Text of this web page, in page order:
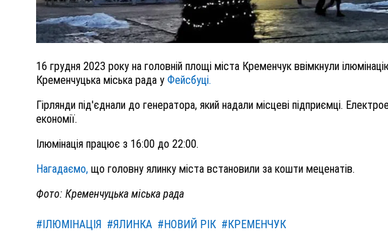
16 грудня 2023 року на головній площі міста Кременчук ввімкнули
Кременчуцька міська рада у Фейсбуці.
Гірлянди під'єднали до генератора, який надали місцеві підприємці.
економії.
Ілюмінація працює з 16:00 до 22:00.
Нагадаємо, що головну ялинку міста встановили за кошти меценатів.
Фото: Кременчуцька міська рада
#ІЛЮМІНАЦІЯ #ЯЛИНКА #НОВИЙ РІК #КРЕМЕНЧУК
26 листопада 2025 0 25 листопада